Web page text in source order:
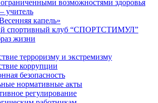
возможностями здоровья
учитель
капель»
спортивный клуб “СПОРТСТИМУЛ”
жизни
терроризму и экстремизму
коррупции
безопасность
нормативные акты
регулирование